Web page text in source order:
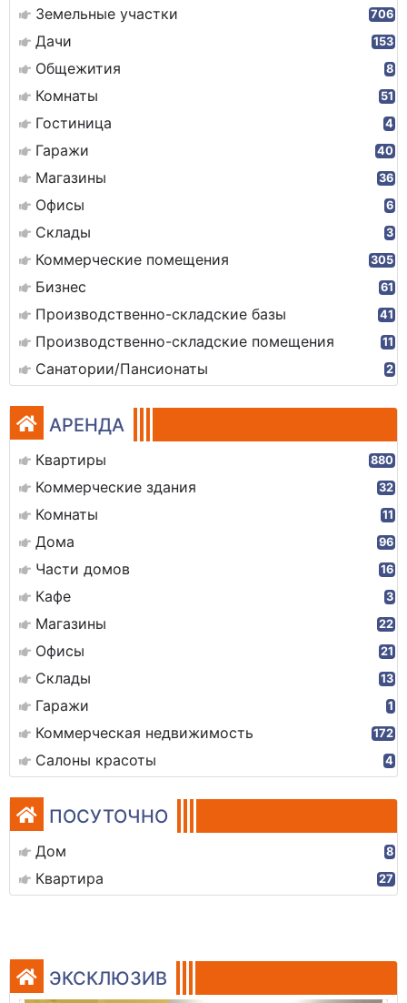
Земельные участки 706
Дачи 153
Общежития 8
Комнаты 51
Гостиница 4
Гаражи 40
Магазины 36
Офисы 6
Склады 3
Коммерческие помещения 305
Бизнес 61
Производственно-складские базы 41
Производственно-складские помещения 11
Санатории/Пансионаты 2
АРЕНДА
Квартиры 880
Коммерческие здания 32
Комнаты 11
Дома 96
Части домов 16
Кафе 3
Магазины 22
Офисы 21
Склады 13
Гаражи 1
Коммерческая недвижимость 172
Салоны красоты 4
ПОСУТОЧНО
Дом 8
Квартира 27
ЭКСКЛЮЗИВ